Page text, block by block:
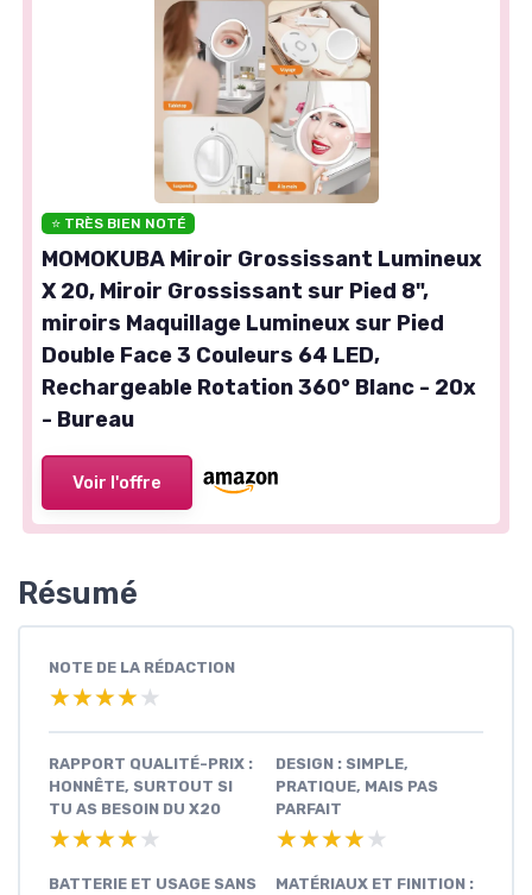
⭐ TRÈS BIEN NOTÉ
MOMOKUBA Miroir Grossissant Lumineux
X 20, Miroir Grossissant sur Pied 8",
miroirs Maquillage Lumineux sur Pied
Double Face 3 Couleurs 64 LED,
Rechargeable Rotation 360° Blanc - 20x
- Bureau
Voir l'offre
Résumé
NOTE DE LA RÉDACTION
★★★★★
★★★★★
RAPPORT QUALITÉ-PRIX :
HONNÊTE, SURTOUT SI
TU AS BESOIN DU X20
★★★★★
★★★★★
DESIGN : SIMPLE,
PRATIQUE, MAIS PAS
PARFAIT
★★★★★
★★★★★
BATTERIE ET USAGE SANS
MATÉRIAUX ET FINITION :